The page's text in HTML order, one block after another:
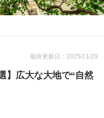
最終更新日：2025/11/29
】広大な大地で“自然